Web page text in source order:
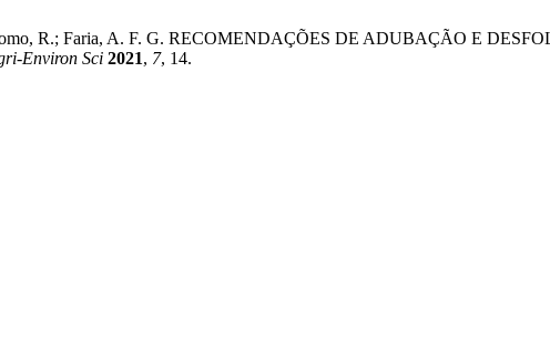
R.; Faria, A. F. G. RECOMENDAÇÕES DE ADUBAÇÃO E
Environ Sci 2021, 7, 14.